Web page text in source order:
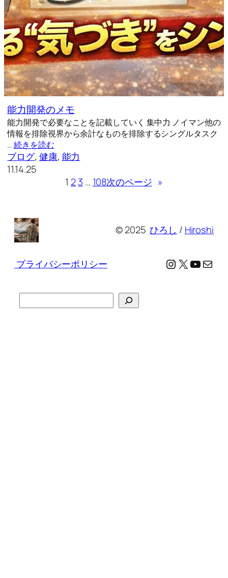
能力開発のメモ
能力開発で必要なことを記載していく 集中力 ノイマン他の
情報を排除視界から余計なものを排除するシングルタスク
…続きを読む
ブログ, 健康, 能力
11.14.25
1 23 … 108次のページ »
© 2025ひろし / Hiroshi
プライバシーポリシー Instagram
X メール
索